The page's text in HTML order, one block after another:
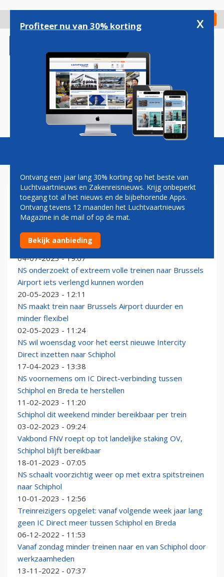
gaan
Check in
Magazine Podcasts Vacatures
NS
Veel steden krijgen betere treinverbinding met
Schiphol in nieuwe dienstregeling
04-07-2023 - 19:07
NS onderzoekt of extreem volle treinen naar Brussels
Airport iets verlengd kunnen worden
20-05-2023 - 12:11
NS maakt trein naar Brussels Airport duurder en
minder flexibel
02-05-2023 - 11:24
NS wil woensdag voor het eerst nieuwe Intercity
Direct inzetten naar Schiphol
17-04-2023 - 13:38
NS voornemens om IC Direct-verbinding tussen
Schiphol en Breda te herstellen
11-02-2023 - 11:20
Schiphol dit weekend minder bereikbaar per trein
03-02-2023 - 09:24
Vakbond FNV roept op tot landelijke staking OV,
Schiphol blijft bereikbaar
18-01-2023 - 07:05
NS schaalt voorzichtig weer op met extra spitstreinen
naar Schiphol
10-01-2023 - 12:56
Treinreizigers opgelet: vanaf volgende week jaar lang
geen IC Direct meer tussen Schiphol en Breda
06-12-2022 - 11:53
Vanaf zondag minder treinen naar en van Schiphol door
werkzaamheden
13-11-2022 - 07:37
Profiteer nu van 30% korting x
Ontvang een jaar lang 30% korting op het beste van
Luchtvaartnieuws en Zakenreisnieuws. Krijg onbeperkt
toegang tot al het nieuws en de bijbehorende Apps.
Ontvang tevens 12 maanden het Luchtvaartnieuws
Magazine in de mail of op de mat.
Bekijk aanbieding